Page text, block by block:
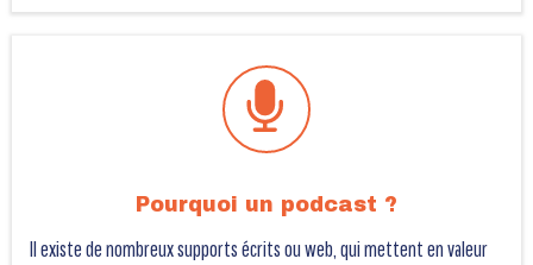
Pourquoi un podcast ?
Il existe de nombreux supports écrits ou web, qui mettent en valeur